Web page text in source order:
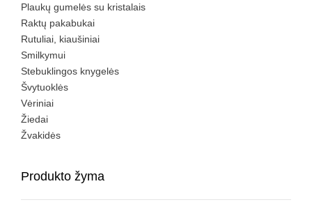
Plaukų gumelės su kristalais
Raktų pakabukai
Rutuliai, kiaušiniai
Smilkymui
Stebuklingos knygelės
Švytuoklės
Vėriniai
Žiedai
Žvakidės
Produkto žyma